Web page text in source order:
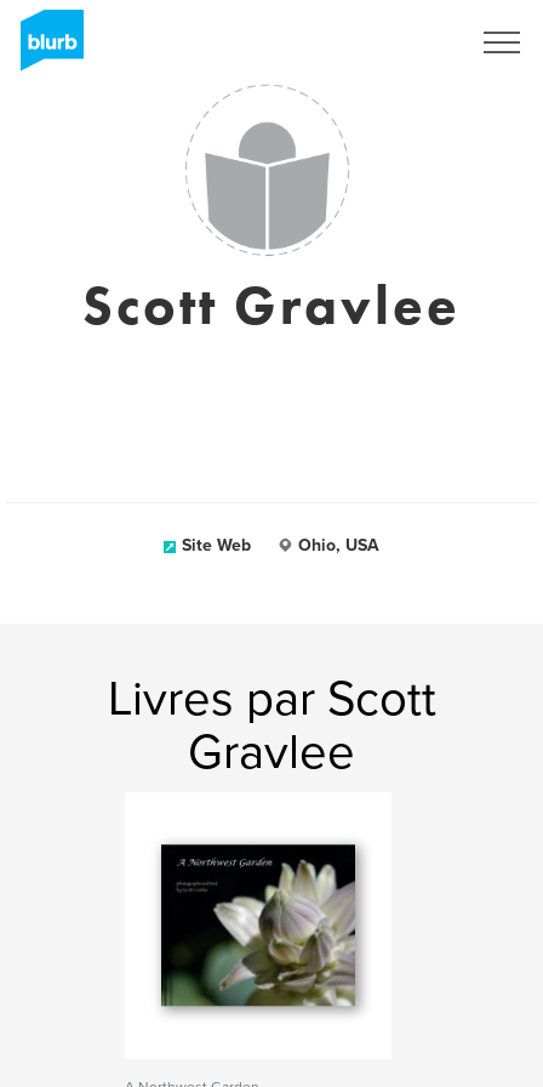
Scott Gravlee
Site Web Ohio, USA
Livres par Scott
Gravlee